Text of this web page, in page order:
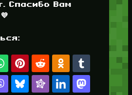
Спасибо Вам